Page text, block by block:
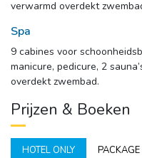
verwarmd overdekt
Spa
9 cabines voor
manicure, pedicure, 2
overdekt zwembad.
Prijzen & Boeken
HOTEL ONLY PACKAGE